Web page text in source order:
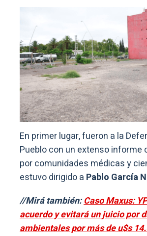
En primer lugar, fueron a la
Pueblo con un extenso informe
por comunidades médicas y
estuvo dirigido a Pablo García
//Mirá también:Caso Maxus:
acuerdo y evitará un juicio por
ambientales por más de u$s